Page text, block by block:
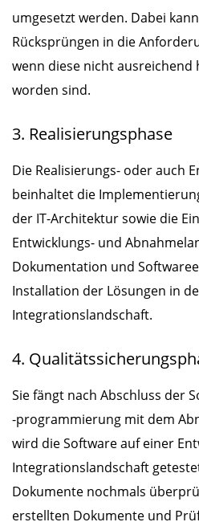
umgesetzt werden. Dabei
Rücksprüngen in die
wenn diese nicht
worden sind.
3. Realisierungsphase
Die Realisierungs- oder auch
beinhaltet die
der IT-Architektur sowie die
Entwicklungs- und
Dokumentation und
Installation der Lösungen in
Integrationslandschaft.
4.
Sie fängt nach Abschluss der
-programmierung mit dem
wird die Software auf einer
Integrationslandschaft
Dokumente nochmals
erstellten Dokumente und